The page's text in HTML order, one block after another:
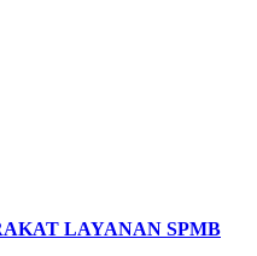
LAYANAN SPMB